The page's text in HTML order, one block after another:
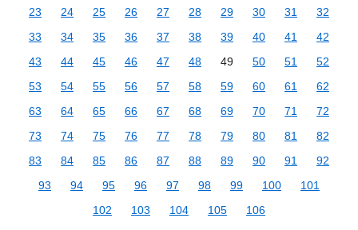
23
24 25 26 27 28 29 30 31
32
33
34 35 36 37 38 39 40 41
42
43
44 45 46 47 48 49 50 51
52
53
54 55 56 57 58 59 60 61
62
63
64 65 66 67 68 69 70 71
72
73
74 75 76 77 78 79 80 81
82
83
84 85 86 87 88 89 90 91
92
93
94 95 96 97 98 99 100
101
102
103 104 105 106